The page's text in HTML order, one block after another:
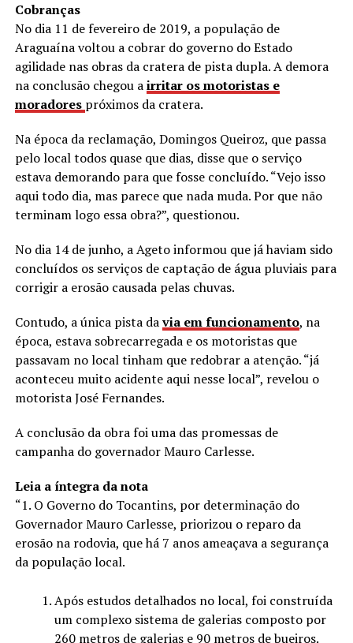
Cobranças
No dia 11 de fevereiro de 2019, a população de
Araguaína voltou a cobrar do governo do Estado
agilidade nas obras da cratera de pista dupla. A demora
na conclusão chegou airritar os motoristas e
moradores próximos da cratera.
Na época da reclamação, Domingos Queiroz, que passa
pelo local todos quase que dias, disse que o serviço
estava demorando para que fosse concluído. “Vejo isso
aqui todo dia, mas parece que nada muda. Por que não
terminam logo essa obra?”, questionou.
No dia 14 de junho, a Ageto informou que já haviam sido
concluídos os serviços de captação de água pluviais para
corrigir a erosão causada pelas chuvas.
Contudo, a única pista davia em funcionamento, na
época, estava sobrecarregada e os motoristas que
passavam no local tinham que redobrar a atenção. “já
aconteceu muito acidente aqui nesse local”, revelou o
motorista José Fernandes.
A conclusão da obra foi uma das promessas de
campanha do governador Mauro Carlesse.
Leia a íntegra da nota
“1. O Governo do Tocantins, por determinação do
Governador Mauro Carlesse, priorizou o reparo da
erosão na rodovia, que há 7 anos ameaçava a segurança
da população local.
Após estudos detalhados no local, foi construída
um complexo sistema de galerias composto por
260 metros de galerias e 90 metros de bueiros.